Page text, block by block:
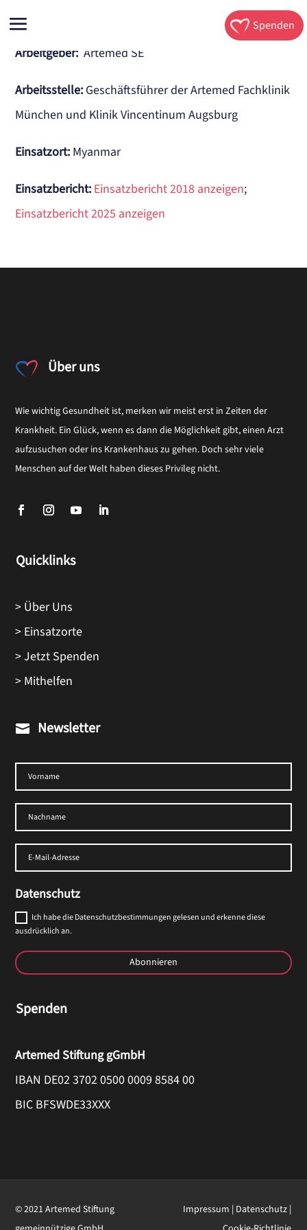
Spenden
Arbeitgeber: Artemed SE
Arbeitsstelle: Geschäftsführer der Artemed Fachklinik
München und Klinik Vincentinum Augsburg
Einsatzort: Myanmar
Einsatzbericht: Einsatzbericht 2018 anzeigen;
Einsatzbericht 2025 anzeigen
Über uns
Wie wichtig Gesundheit ist, merken wir meist erst in Zeiten der
Krankheit. Ein Glück, wenn es dann die Möglichkeit gibt, einen Arzt
aufzusuchen oder ins Krankenhaus zu gehen. Doch sehr viele
Menschen auf der Welt haben dieses Privileg nicht.
Quicklinks
> Über Uns
> Einsatzorte
> Jetzt Spenden
> Mithelfen
 Newsletter
Datenschutz
Ich habe die Datenschutzbestimmungen gelesen und erkenne diese
ausdrücklich an.
Abonnieren
Spenden
Artemed Stiftung gGmbH
IBAN DE02 3702 0500 0009 8584 00
BIC BFSWDE33XXX
© 2021 Artemed Stiftung
Impressum | Datenschutz |